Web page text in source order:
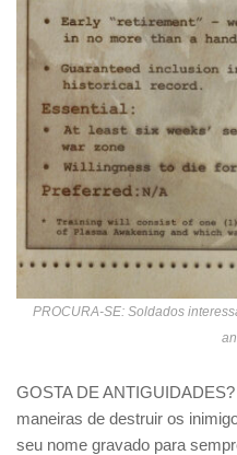
PROCURA-SE: Soldados
GOSTA DE
maneiras de destruir os
seu nome gravado para